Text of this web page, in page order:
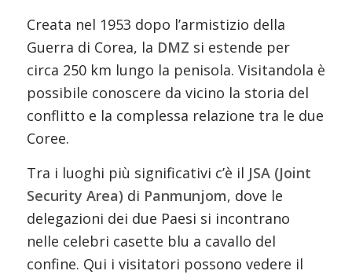
Creata nel 1953 dopo l’armistizio della
Guerra di Corea, la DMZ si estende per
circa 250 km lungo la penisola. Visitandola è
possibile conoscere da vicino la storia del
conflitto e la complessa relazione tra le due
Coree.
Tra i luoghi più significativi c’è il JSA (Joint
Security Area) di Panmunjom, dove le
delegazioni dei due Paesi si incontrano
nelle celebri casette blu a cavallo del
confine. Qui i visitatori possono vedere il